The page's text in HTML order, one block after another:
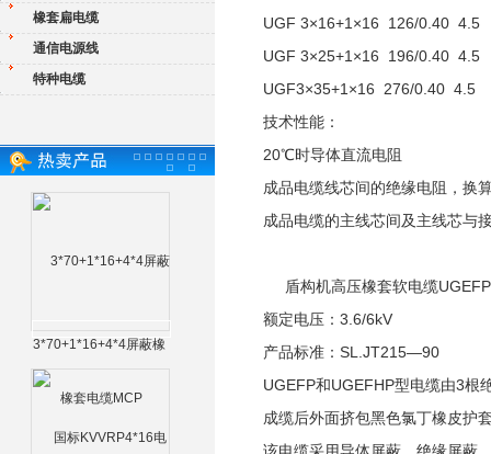
橡套扁电缆
通信电源线
特种电缆
3*70+1*16+4*4屏蔽橡
UGF 3×16+1×16 126/
UGF 3×25+1×16 196/
UGF3×35+1×16 276/0.40
技术性能：
20℃时导体直流电阻
成品电缆线芯间的绝缘电阻，
成品电缆的主线芯间及主线芯与
盾构机高压橡套软电缆
额定电压：3.6/6kV
产品标准：SL.JT215—90
UGEFP和UGEFHP型电缆由3根
成缆后外面挤包黑色氯丁橡皮护